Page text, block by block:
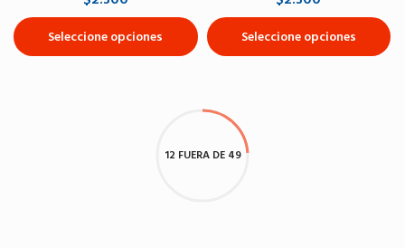
Seleccione opciones Seleccione opciones
12 FUERA DE 49